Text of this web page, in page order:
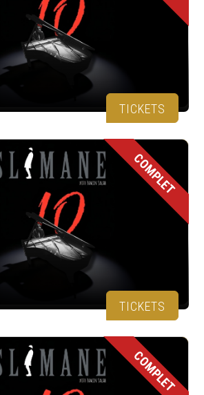
TICKETS
COMPLET
TICKETS
COMPLET